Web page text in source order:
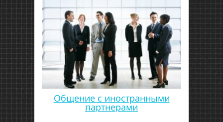
Общение с иностранными
партнерами